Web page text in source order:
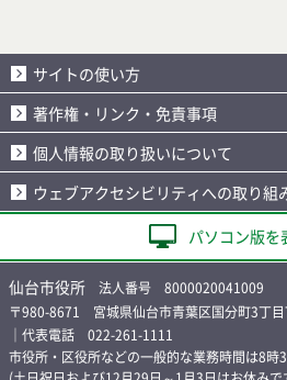
サイトの使い方
著作権・リンク・免責事項
個人情報の取り扱いについて
ウェブアクセシビリティへの取り組
パソコン版を
仙台市役所 法人番号 8000020041009
〒980-8671 宮城県仙台市青葉区国分町3丁
｜代表電話 022-261-1111
市役所・区役所などの一般的な業務時間は8時